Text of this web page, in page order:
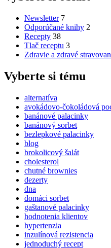
Newsletter 7
Odporúčané knihy 2
Recepty 38
Tlač receptu 3
Zdravie a zdravé
Vyberte si tému
alternatíva
avokádovo-čokoládová
banánové palacinky
banánový sorbet
bezlepkové palacinky
blog
brokolicový šalát
cholesterol
chutné brownies
dezerty
dna
domáci sorbet
gaštanové palacinky
hodnotenia klientov
hypertenzia
inzulínová rezistencia
jednoduchý recept